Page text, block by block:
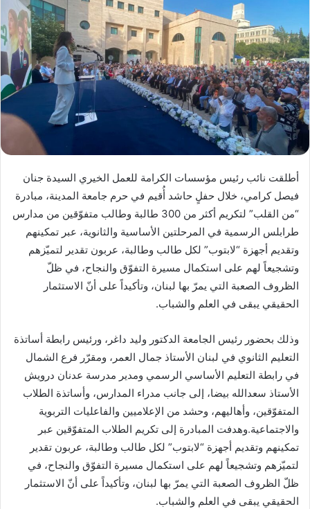
أطلقت نائب رئيس مؤسسات الكرامة للعمل الخيري السيدة جنان
فيصل كرامي، خلال حفلٍ حاشد أُقيم في حرم جامعة المدينة، مبادرة
“من القلب” لتكريم أكثر من 300 طالبة وطالب متفوّقين من مدارس
طرابلس الرسمية في المرحلتين الأساسية والثانوية، عبر تمكينهم
وتقديم أجهزة “لابتوب” لكل طالب وطالبة، عربون تقدير لتميّزهم
وتشجيعاً لهم على استكمال مسيرة التفوّق والنجاح، في ظلّ
الظروف الصعبة التي يمرّ بها لبنان، وتأكيداً على أنّ الاستثمار
الحقيقي يبقى في العلم والشباب.
وذلك بحضور رئيس الجامعة الدكتور وليد داغر، ورئيس رابطة أساتذة
التعليم الثانوي في لبنان الأستاذ جمال العمر، ومقرّر فرع الشمال
في رابطة التعليم الأساسي الرسمي ومدير مدرسة عدنان درويش
الأستاذ سعدالله بيضا، إلى جانب مدراء المدارس، وأساتذة الطلاب
المتفوّقين، وأهاليهم، وحشد من الإعلاميين والفاعليات التربوية
والاجتماعية.وهدفت المبادرة إلى تكريم الطلاب المتفوّقين عبر
تمكينهم وتقديم أجهزة “لابتوب” لكل طالب وطالبة، عربون تقدير
لتميّزهم وتشجيعاً لهم على استكمال مسيرة التفوّق والنجاح، في
ظلّ الظروف الصعبة التي يمرّ بها لبنان، وتأكيداً على أنّ الاستثمار
الحقيقي يبقى في العلم والشباب.